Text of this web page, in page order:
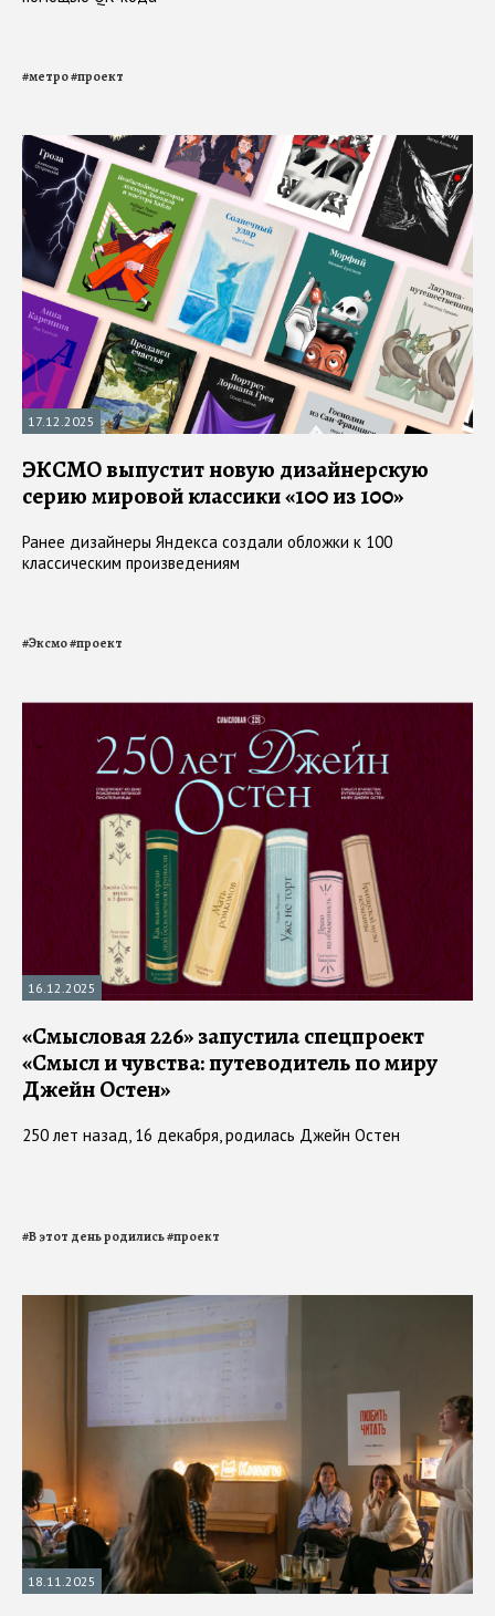
#метро#проект
17.12.2025
ЭКСМО выпустит новую дизайнерскую
серию мировой классики «100 из 100»
Ранее дизайнеры Яндекса создали обложки к 100
классическим произведениям
#Эксмо#проект
16.12.2025
«Смысловая 226» запустила спецпроект
«Смысл и чувства: путеводитель по миру
Джейн Остен»
250 лет назад, 16 декабря, родилась Джейн Остен
#В этот день родились#проект
18.11.2025